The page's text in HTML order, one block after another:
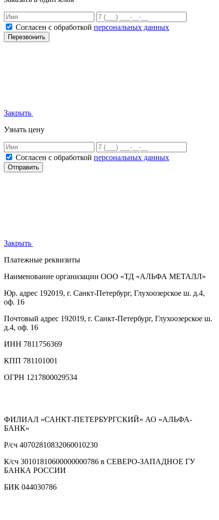
Согласен с обработкой персональных данных
Перезвонить
Закрыть
Узнать цену
Согласен с обработкой персональных данных
Отправить
Закрыть
Платежные реквизиты
Наименование организации ООО «ТД «АЛЬФА МЕТАЛЛ»
Юр. адрес 192019, г. Санкт-Петербург, Глухоозерское ш. д.4,
оф. 16
Почтовый адрес 192019, г. Санкт-Петербург, Глухоозерское ш.
д.4, оф. 16
ИНН 7811756369
КПП 781101001
ОГРН 1217800029534
ФИЛИАЛ «САНКТ-ПЕТЕРБУРГСКИЙ» АО «АЛЬФА-
БАНК»
Р/сч 40702810832060010230
К/сч 30101810600000000786 в СЕВЕРО-ЗАПАДНОЕ ГУ
БАНКА РОССИИ
БИК 044030786